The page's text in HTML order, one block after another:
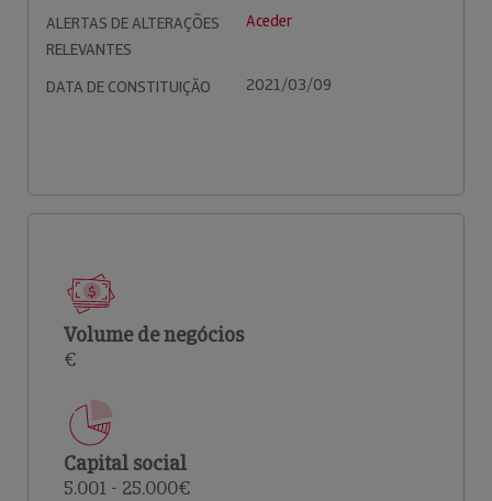
ALERTAS DE ALTERAÇÕES
RELEVANTES
Aceder
DATA DE CONSTITUIÇÃO 2021/03/09
Volume de negócios
€
Capital social
5.001 - 25.000€